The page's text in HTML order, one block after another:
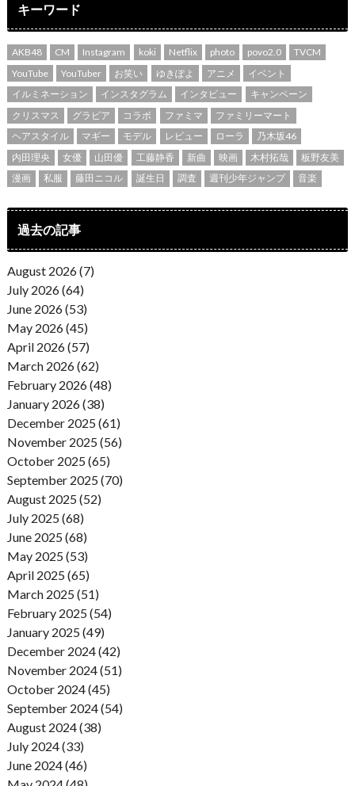
キーワード
AKB48 CM Instagram koki Netflix photo povo2.0
TVCM
YouTube
YouTuber お笑い ゆきぽよ アニメ
イベント
イルミネーション
インスタグラム インタビュー
キャンペーン
クリスマス
グラビア コラボ ファミマ
ファミリーマート
ヘアスタイル
マギー モデル レビュー ローラ
乃木坂46
内田理央
女優 山田優 工藤静香 新曲 映画 木村拓哉
板野友美
漫画
私服 藤田ニコル 誕生日 調査 週刊少年ジャンプ 音楽
過去の記事
August 2026 (7)
July 2026 (64)
June 2026 (53)
May 2026 (45)
April 2026 (57)
March 2026 (62)
February 2026 (48)
January 2026 (38)
December 2025 (61)
November 2025 (56)
October 2025 (65)
September 2025 (70)
August 2025 (52)
July 2025 (68)
June 2025 (68)
May 2025 (53)
April 2025 (65)
March 2025 (51)
February 2025 (54)
January 2025 (49)
December 2024 (42)
November 2024 (51)
October 2024 (45)
September 2024 (54)
August 2024 (38)
July 2024 (33)
June 2024 (46)